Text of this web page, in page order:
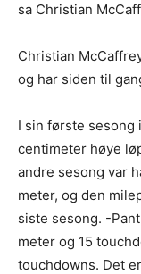
sa Christian
Christian
og har siden til
I sin første sesong
centimeter høye
andre sesong var
meter, og den
siste sesong. -
meter og 15
touchdowns. Det